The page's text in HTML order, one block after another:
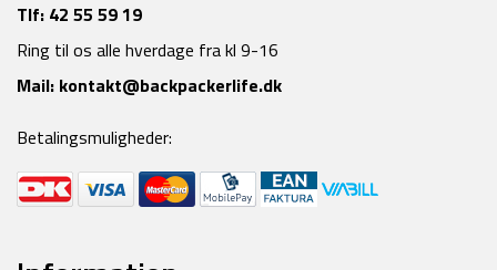
Tlf: 42 55 59 19
Ring til os alle hverdage fra kl 9-16
Mail: kontakt@backpackerlife.dk
Betalingsmuligheder: